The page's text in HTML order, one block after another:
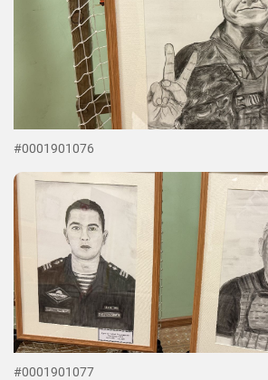
#0001901076
#0001901077